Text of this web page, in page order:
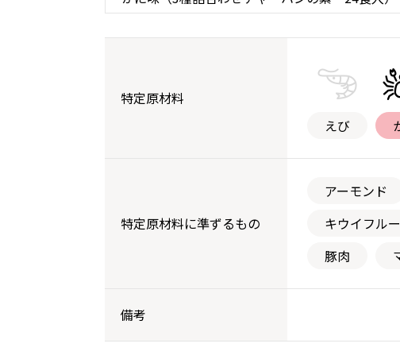
特定原材料
えび
特定原材料に準ずるもの
アーモンド
キウイフル
豚肉
備考